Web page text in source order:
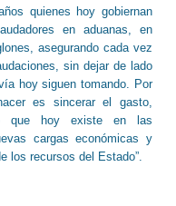
quienes hoy gobiernan
en aduanas, en
asegurando cada vez
sin dejar de lado
hoy siguen tomando. Por
es sincerar el gasto,
que hoy existe en las
cargas económicas y
los recursos del Estado”.